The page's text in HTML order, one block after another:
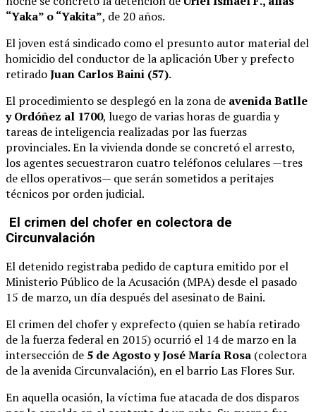
“Yaka” o “Yakita”, de 20 años.
El joven está sindicado como el presunto autor material del
homicidio del conductor de la aplicación Uber y prefecto
retiradoJuan Carlos Baini (57).
El procedimiento se desplegó en la zona de avenida Batlle
y Ordóñez al 1700, luego de varias horas de guardia y
tareas de inteligencia realizadas por las fuerzas
provinciales. En la vivienda donde se concretó el arresto,
los agentes secuestraron cuatro teléfonos celulares —tres
de ellos operativos— que serán sometidos a peritajes
técnicos por orden judicial.
El crimen del chofer en colectora de
Circunvalación
El detenido registraba pedido de captura emitido por el
Ministerio Público de la Acusación (MPA) desde el pasado
15 de marzo, un día después del asesinato de Baini.
El crimen del chofer y exprefecto (quien se había retirado
de la fuerza federal en 2015) ocurrió el 14 de marzo en la
intersección de 5 de Agosto y José María Rosa (colectora
de la avenida Circunvalación), en el barrio Las Flores Sur.
En aquella ocasión, la víctima fue atacada de dos disparos